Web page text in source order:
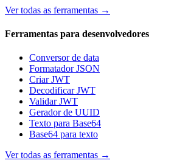
Ver todas as ferramentas →
Ferramentas para desenvolvedores
Conversor de data
Formatador JSON
Criar JWT
Decodificar JWT
Validar JWT
Gerador de UUID
Texto para Base64
Base64 para texto
Ver todas as ferramentas →